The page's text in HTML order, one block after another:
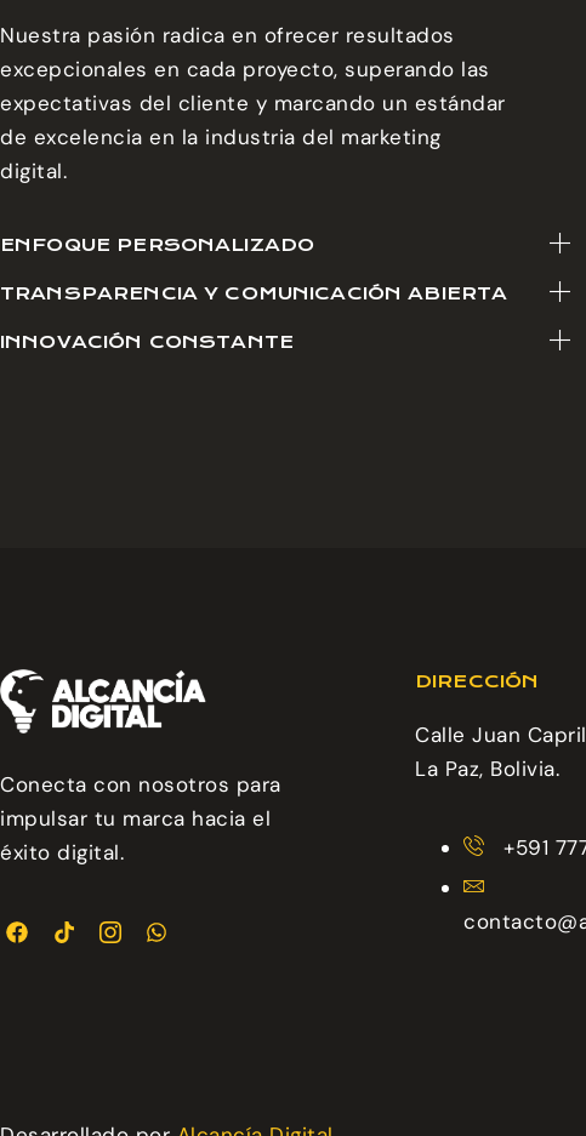
Nuestra pasión radica en ofrecer resultados
excepcionales en cada proyecto, superando las
expectativas del cliente y marcando un estándar
de excelencia en la industria del marketing
digital.
ENFOQUE PERSONALIZADO
TRANSPARENCIA Y COMUNICACIÓN ABIERTA
INNOVACIÓN CONSTANTE
Conecta con nosotros para
impulsar tu marca hacia el
éxito digital.
DIRECCIÓN
Calle Juan
La Paz, Bolivia.
+591